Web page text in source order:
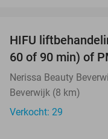
HIFU
60 of 90 min) of
Nerissa Beauty
Beverwijk (8 km)
Verkocht: 29